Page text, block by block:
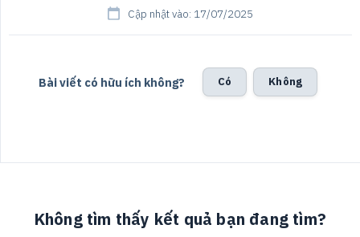
Cập nhật vào: 17/07/2025
Bài viết có hữu ích không? Có Không
Không tìm thấy kết quả bạn đang tìm?